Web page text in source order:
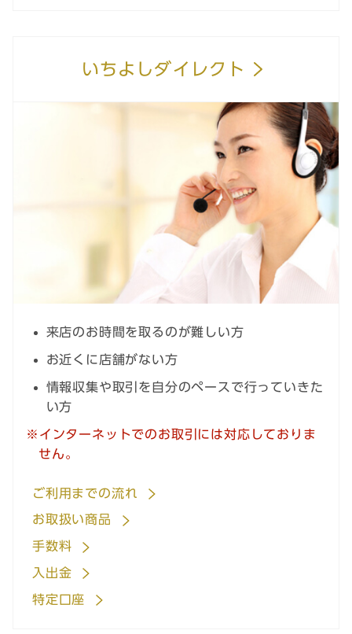
いちよしダイレクト
来店のお時間を取るのが難しい方
お近くに店舗がない方
情報収集や取引を自分のペースで行っていきた
い方
インターネットでのお取引には対応しておりま
せん。
ご利用までの流れ
お取扱い商品
手数料
入出金
特定口座